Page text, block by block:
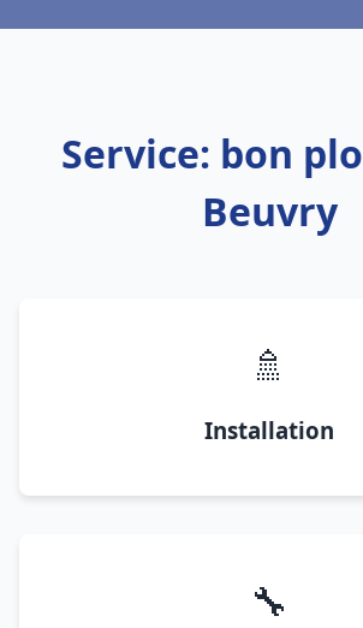
Service: bon
Beuvry
🚿
Installation
🔧